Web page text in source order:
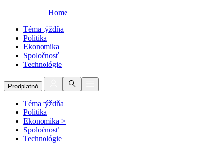
Home
Téma týždňa
Politika
Ekonomika
Spoločnosť
Technológie
Predplatné
Téma týždňa
Politika
Ekonomika >
Spoločnosť
Technológie